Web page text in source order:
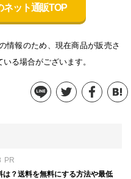
ネット通販TOP
情報のため、現在商品が販売さ
る場合がございます。
PR
は？送料を無料にする方法や最低